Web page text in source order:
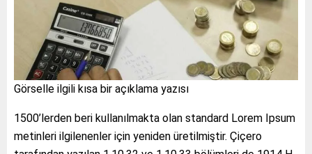
Görselle ilgili kısa bir açıklama yazısı
1500’lerden beri kullanılmakta olan standard Lorem Ipsum
metinleri ilgilenenler için yeniden üretilmiştir. Çiçero